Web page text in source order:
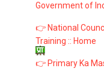
Government of
👉 National
Training :: Home
👉 Primary Ka